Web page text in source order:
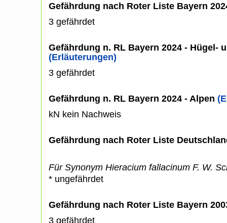
Gefährdung nach Roter Liste Bayern
3 gefährdet
Gefährdung n. RL Bayern 2024 - Hügel-
(Erläuterungen)
3 gefährdet
Gefährdung n. RL Bayern 2024 - Alpen
kN kein Nachweis
Gefährdung nach Roter Liste
Für Synonym Hieracium fallacinum F. W.
* ungefährdet
Gefährdung nach Roter Liste Bayern
3 gefährdet